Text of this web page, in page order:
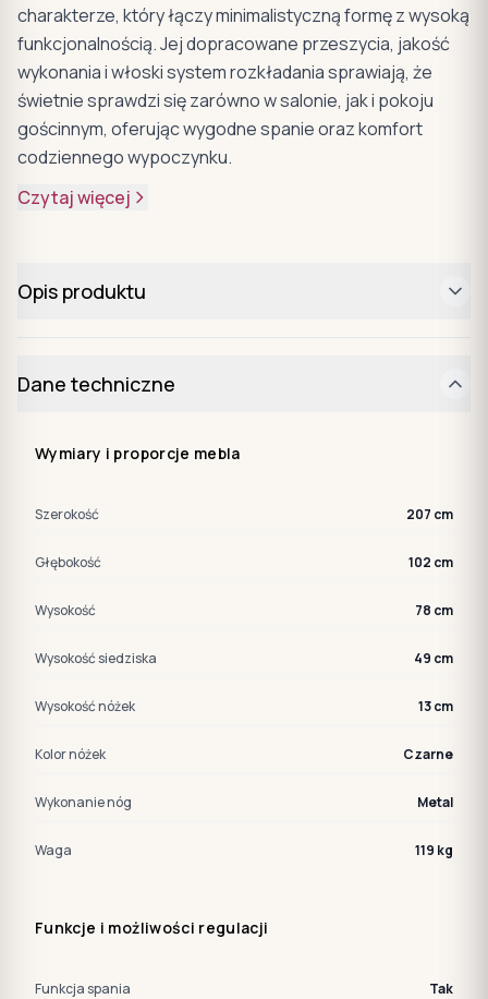
charakterze, który łączy minimalistyczną formę z wysoką
funkcjonalnością. Jej dopracowane przeszycia, jakość
wykonania i włoski system rozkładania sprawiają, że
świetnie sprawdzi się zarówno w salonie, jak i pokoju
gościnnym, oferując wygodne spanie oraz komfort
codziennego wypoczynku.
Czytaj więcej
Opis produktu
Dane techniczne
Wymiary i proporcje mebla
Szerokość 207 cm
Głębokość 102 cm
Wysokość 78 cm
Wysokość siedziska 49 cm
Wysokość nóżek 13 cm
Kolor nóżek Czarne
Wykonanie nóg Metal
Waga 119 kg
Funkcje i możliwości regulacji
Funkcja spania Tak